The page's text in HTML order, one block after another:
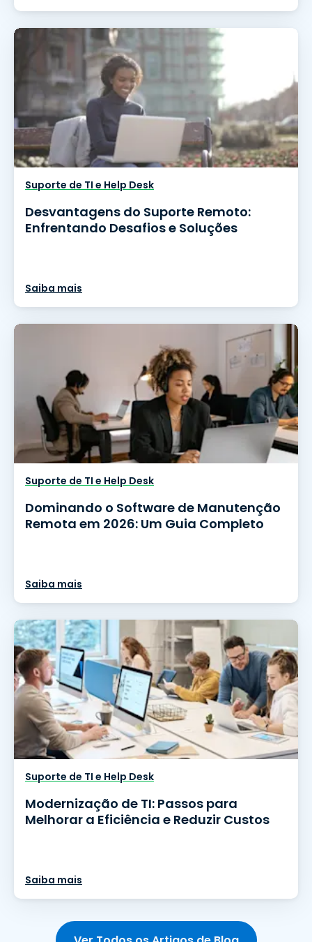
Suporte de TI e Help Desk
Desvantagens do Suporte Remoto:
Enfrentando Desafios e Soluções
Saiba mais
Suporte de TI e Help Desk
Dominando o Software de Manutenção
Remota em 2026: Um Guia Completo
Saiba mais
Suporte de TI e Help Desk
Modernização de TI: Passos para
Melhorar a Eficiência e Reduzir Custos
Saiba mais